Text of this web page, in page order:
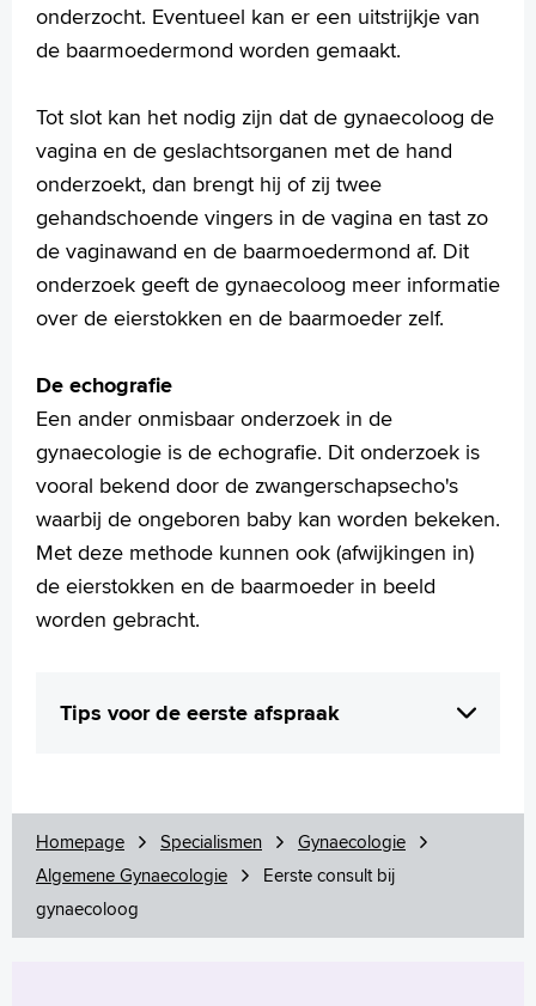
onderzocht. Eventueel kan er een uitstrijkje van
de baarmoedermond worden gemaakt.
Tot slot kan het nodig zijn dat de gynaecoloog de
vagina en de geslachtsorganen met de hand
onderzoekt, dan brengt hij of zij twee
gehandschoende vingers in de vagina en tast zo
de vaginawand en de baarmoedermond af. Dit
onderzoek geeft de gynaecoloog meer informatie
over de eierstokken en de baarmoeder zelf.
De echografie
Een ander onmisbaar onderzoek in de
gynaecologie is de echografie. Dit onderzoek is
vooral bekend door de zwangerschapsecho's
waarbij de ongeboren baby kan worden bekeken.
Met deze methode kunnen ook (afwijkingen in)
de eierstokken en de baarmoeder in beeld
worden gebracht.
Tips voor de eerste afspraak
gerust aan de gynaecoloog of aan
de doktersassistente. Hieronder leest
u verschillende tips om het inwendige
onderzoek prettiger te laten verlopen:
Homepage Specialismen
Gynaecologie
Algemene Gynaecologie
Eerste consult bij
gynaecoloog